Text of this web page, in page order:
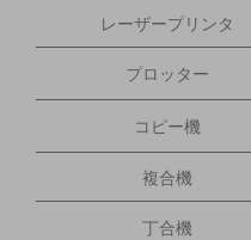
レーザープリンタ
プロッター
コピー機
複合機
丁合機